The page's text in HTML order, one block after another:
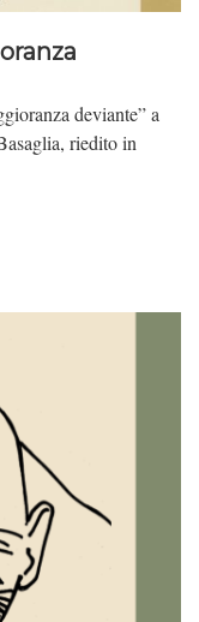
deviante” a
riedito in